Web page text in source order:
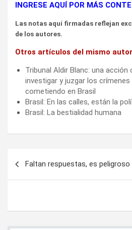
INGRESE AQUÍ POR MÁS
Las notas aquí firmadas reflejan
de los autores.
Otros artículos del mismo
Tribunal Aldir Blanc: una acción
investigar y juzgar los
cometiendo en Brasil
Brasil: En las calles, están la
Brasil: La bestialidad humana
Faltan respuestas, es peligroso